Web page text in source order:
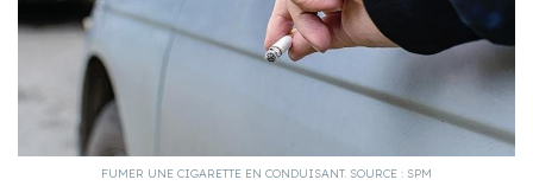
FUMER UNE CIGARETTE EN CONDUISANT. SOURCE : SPM